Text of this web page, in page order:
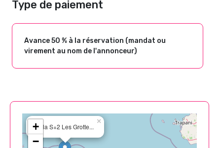
Type de paiement
Avance 50 % à la réservation (mandat ou
virement au nom de l'annonceur)
Villa S+2 Les Grotte...
×
+
−